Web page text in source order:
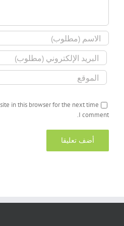
in this browser for the next time
I comment.